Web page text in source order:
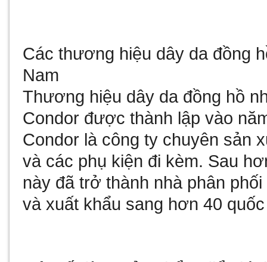
Các thương hiệu dây da đồng
Nam
Thương hiệu dây da đồng hồ
Condor được thành lập vào
Condor là công ty chuyên sản
và các phụ kiện đi kèm. Sau
này đã trở thành nhà phân
và xuất khẩu sang hơn 40